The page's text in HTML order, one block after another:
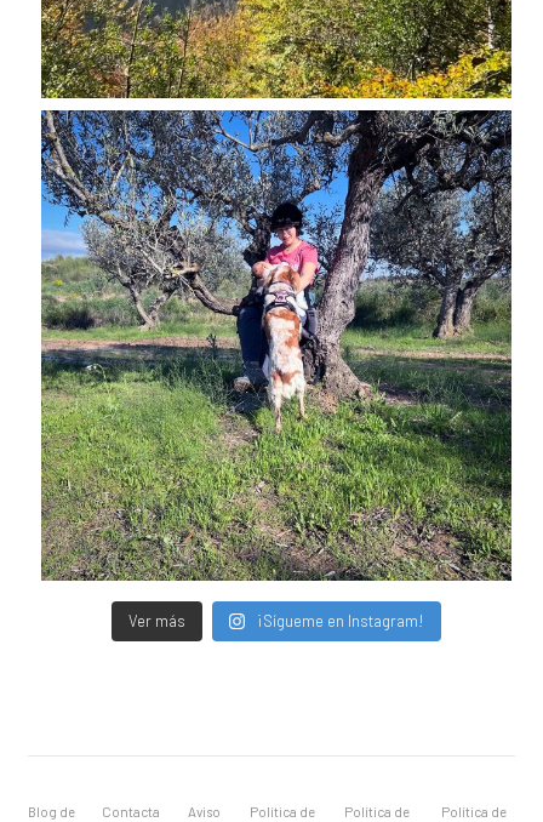
Ver más ¡Sígueme en Instagram!
Blog de Contacta Aviso Política de Política de Política de